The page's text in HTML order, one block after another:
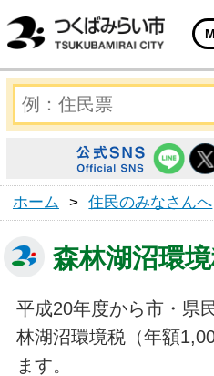
ホーム > 住民のみなさんへ
森林湖沼環
平成20年度から市・県
林湖沼環境税（年額
ます。